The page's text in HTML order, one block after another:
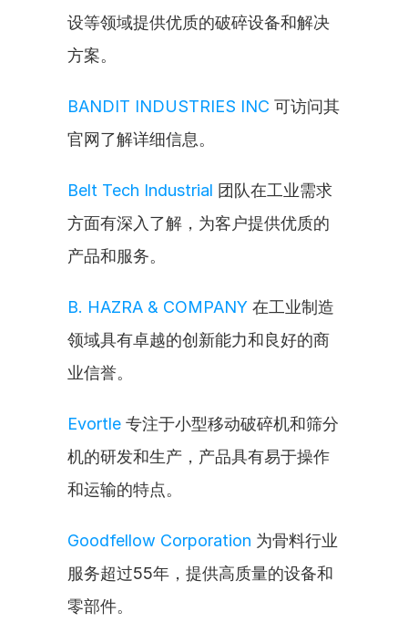
设等领域提供优质的破碎设备和解决
方案。
BANDIT INDUSTRIES INC 可访问其
官网了解详细信息。
Belt Tech Industrial 团队在工业需求
方面有深入了解，为客户提供优质的
产品和服务。
B. HAZRA & COMPANY 在工业制造
领域具有卓越的创新能力和良好的商
业信誉。
Evortle 专注于小型移动破碎机和筛分
机的研发和生产，产品具有易于操作
和运输的特点。
Goodfellow Corporation 为骨料行业
服务超过55年，提供高质量的设备和
零部件。